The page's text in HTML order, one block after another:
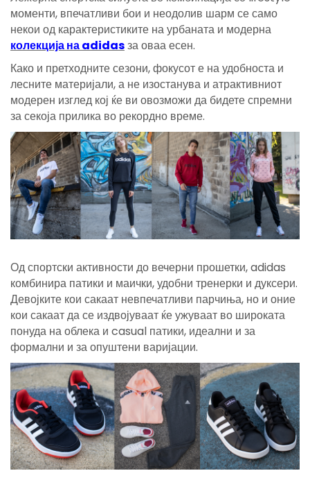
моменти, впечатливи бои и неодолив шарм се само
некои од карактеристиките на урбаната и модерна
колекција на adidasза оваа есен.
Како и претходните сезони, фокусот е на удобноста и
лесните материјали, а не изостанува и атрактивниот
модерен изглед кој ќе ви овозможи да бидете спремни
за секоја прилика во рекордно време.
Од спортски активности до вечерни прошетки, adidas
комбинира патики и маички, удобни тренерки и дуксери.
Девојките кои сакаат невпечатливи парчиња, но и оние
кои сакаат да се издвојуваат ќе ужуваат во широката
понуда на облека и casual патики, идеални и за
формални и за опуштени варијации.